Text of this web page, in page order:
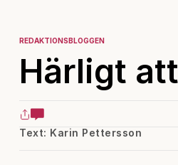
REDAKTIONSBLOGGEN
Härligt
Text: Karin Pettersson